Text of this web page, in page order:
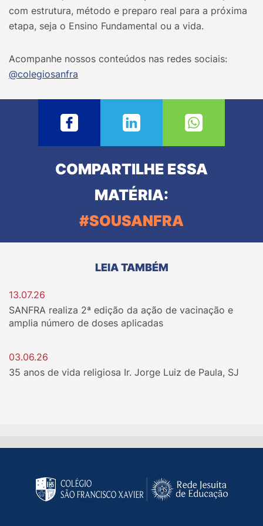
com estrutura, método e preparo real para a próxima
etapa, seja o Ensino Fundamental ou a vida.
Acompanhe nossos conteúdos nas redes sociais:
@‌colegiosanfra
COMPARTILHE ESSA
MATÉRIA:
#SOUSANFRA
LEIA TAMBÉM
13.07.26
SANFRA realiza 2ª edição da ação de vacinação e
amplia número de doses aplicadas
03.06.26
35 anos de vida religiosa Ir. Jorge Luiz de Paula, SJ